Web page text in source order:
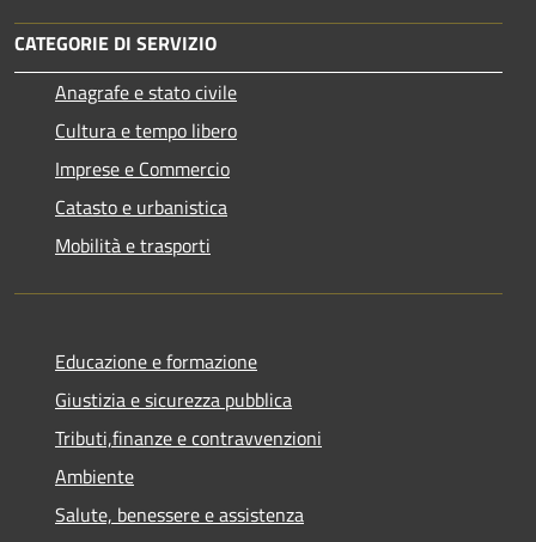
CATEGORIE DI SERVIZIO
Anagrafe e stato civile
Cultura e tempo libero
Imprese e Commercio
Catasto e urbanistica
Mobilità e trasporti
Educazione e formazione
Giustizia e sicurezza pubblica
Tributi,finanze e contravvenzioni
Ambiente
Salute, benessere e assistenza